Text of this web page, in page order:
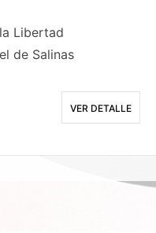
Libertad
de Salinas
VER DETALLE